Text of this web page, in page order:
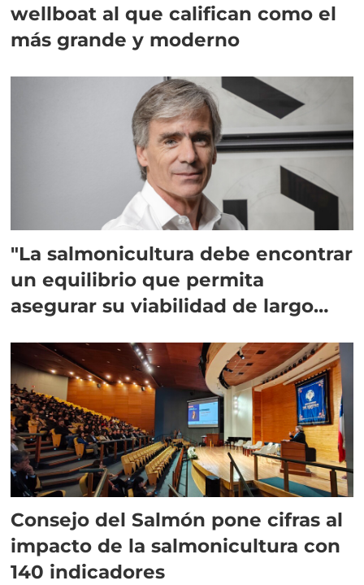
wellboat al que califican como el
más grande y moderno
"La salmonicultura debe encontrar
un equilibrio que permita
asegurar su viabilidad de largo
Consejo del Salmón pone cifras al
impacto de la salmonicultura con
140 indicadores